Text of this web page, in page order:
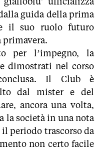
guida della prima
il suo ruolo futuro
primavera.
per l’impegno, la
dimostrati nel corso
Il Club è
dal mister e del
ancora una volta,
la società in una nota
periodo trascorso da
non certo facile